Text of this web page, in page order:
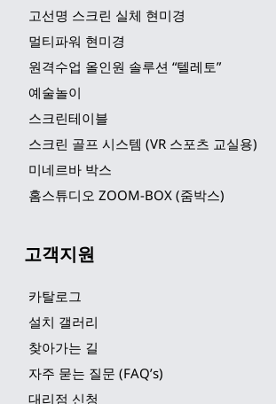
고선명 스크린 실체 현미경
멀티파워 현미경
원격수업 올인원 솔루션 “텔레토”
예술놀이
스크린테이블
스크린 골프 시스템 (VR 스포츠 교실용)
미네르바 박스
홈스튜디오 ZOOM-BOX (줌박스)
고객지원
카탈로그
설치 갤러리
찾아가는 길
자주 묻는 질문 (FAQ’s)
대리점 신청